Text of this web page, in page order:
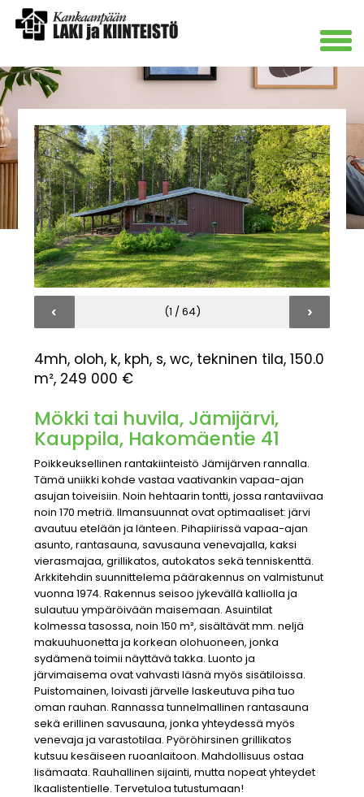
‹ (1 / 64) ›
4mh, oloh, k, kph, s, wc, tekninen tila, 150.0
m², 249 000 €
Mökki tai huvila, Jämijärvi,
Kauppila, Hakomäentie 41
Poikkeuksellinen rantakiinteistö Jämijärven rannalla.
Tämä uniikki kohde vastaa vaativankin vapaa-ajan
asujan toiveisiin. Noin hehtaarin tontti, jossa rantaviivaa
noin 170 metriä. Ilmansuunnat ovat optimaaliset: järvi
avautuu etelään ja länteen. Pihapiirissä vapaa-ajan
asunto, rantasauna, savusauna venevajalla, kaksi
vierasmajaa, grillikatos, autokatos sekä tenniskenttä.
Arkkitehdin suunnittelema päärakennus on valmistunut
vuonna 1974. Rakennus seisoo jykevällä kalliolla ja
sulautuu ympäröivään maisemaan. Asuintilat
kolmessa tasossa, noin 150 m², sisältävät mm. neljä
makuuhuonetta ja korkean olohuoneen, jonka
sydämenä toimii näyttävä takka. Luonto ja
järvimaisema ovat vahvasti läsnä myös sisätiloissa.
Puistomainen, loivasti järvelle laskeutuva piha tuo
oman rauhan. Rannassa tunnelmallinen rantasauna
sekä erillinen savusauna, jonka yhteydessä myös
venevaja ja varastotilaa. Pyöröhirsinen grillikatos
kutsuu kesäiseen ruoanlaitoon. Mahdollisuus ostaa
lisämaata. Rauhallinen sijainti, mutta nopeat yhteydet
Ikaalistentielle. Tervetuloa tutustumaan!